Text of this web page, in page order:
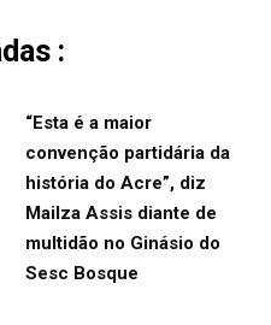
:
“Esta é a maior
convenção partidária da
história do Acre”, diz
Mailza Assis diante de
multidão no Ginásio do
Sesc Bosque